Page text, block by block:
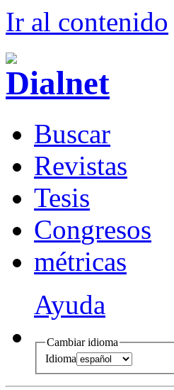
Ir al contenido
Buscar
Revistas
Tesis
Congresos
métricas
Ayuda
Cambiar idioma
Idioma